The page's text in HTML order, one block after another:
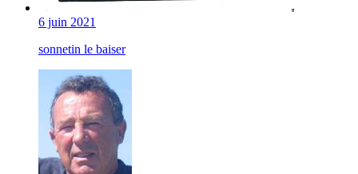
6 juin 2021
sonnetin le baiser